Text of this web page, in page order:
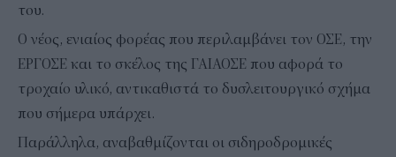
του.
Ο νέος, ενιαίος φορέας που περιλαμβάνει τον ΟΣΕ, την
ΕΡΓΟΣΕ και το σκέλος της ΓΑΙΑΟΣΕ που αφορά το
τροχαίο υλικό, αντικαθιστά το δυσλειτουργικό σχήμα
που σήμερα υπάρχει.
Παράλληλα, αναβαθμίζονται οι σιδηροδρομικές